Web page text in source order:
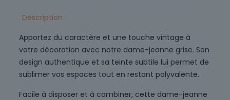
jeanne
Gris
Description
Apportez du caractère et une touche vintage à
votre décoration avec notre dame-jeanne grise. Son
design authentique et sa teinte subtile lui permet de
sublimer vos espaces tout en restant polyvalente.
Facile à disposer et à combiner, cette dame-jeanne